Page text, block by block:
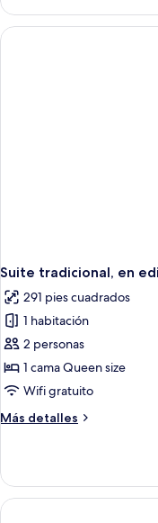
de
diseñador,
en
Suite tradicional, en
291 pies cuadrados
1 habitación
2 personas
1 cama Queen size
Wifi gratuito
Más detalles
Más
tradicional,
en
edificio